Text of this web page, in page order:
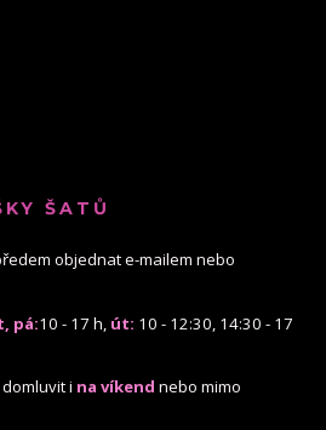
ŠATŮ
objednat e-mailem nebo
pá:10 - 17 h, út: 10 - 12:30, 14:30 - 17
i na víkend nebo mimo